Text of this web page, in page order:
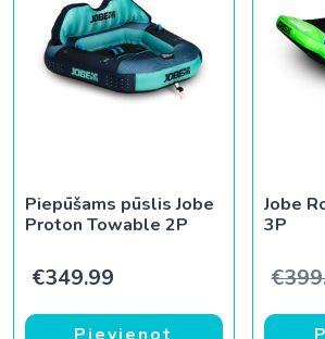
Piepūšams pūslis Jobe
Proton Towable 2P
€349.99
Jobe
3P
€